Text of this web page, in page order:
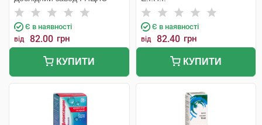
Є в наявності
від 82.00 грн
КУПИТИ
Є в наявності
від 82.40 грн
КУПИТИ